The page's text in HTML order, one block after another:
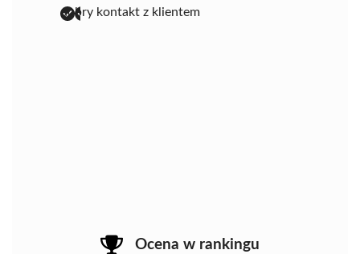
dobry kontakt z klientem
Ocena w rankingu